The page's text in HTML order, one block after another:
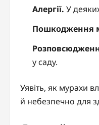
Алергії. У
Пошкодження
у саду.
Уявіть, як мурахи
й небезпечно для